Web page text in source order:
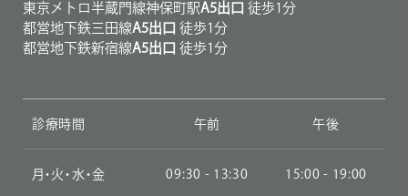
東京メトロ半蔵門線神保町駅A5出口 徒歩1分
都営地下鉄三田線A5出口 徒歩1分
都営地下鉄新宿線A5出口 徒歩1分
診療時間 午前 午後
月・火・水・金 09:30 - 13:30 15:00 - 19:00